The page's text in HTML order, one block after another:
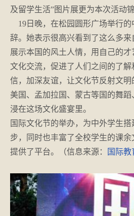
及留学生活”图片展更为本次活动锦
19日晚，在松园圆形广场举行的
辞。她表示很高兴看到了这么多
展示本国的风土人情，用自己的
文化交流，促进了人们之间的了
信，加深友谊，让文化节反射文
美国、孟加拉国、蒙古等国的舞
浸在这场文化盛宴里。
国际文化节的举办，为中外学生
步，同时也丰富了全校学生的课
提供了平台。（信息来源：
国际